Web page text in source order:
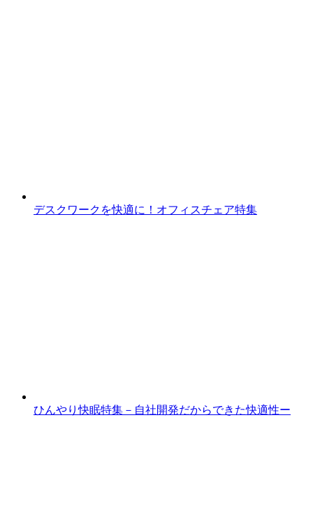
デスクワークを快適に！オフィスチェア特集
ひんやり快眠特集－自社開発だからできた快適性ー